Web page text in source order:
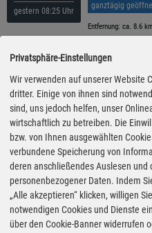
gestern 08:25 Uhr
ganztägig
Entfernung: ca. 8.6
2.189€
gestern 08:25 Uhr
Lindenstr. 24a,
ganztägig
Entfernung: ca. 13.6
2.229€
12:10 Uhr
Raiffeisen
Ulmenstraße 4,
ganztägig
Entfernung: ca. 12.8
2.239€
14:05 Uhr
TotalEnergies
An Der B51 ,
ganztägig
Privatsphäre-Einstellungen
Wir verwenden auf unserer Website
dritter. Einige von ihnen sind
sind, uns jedoch helfen, unser
wirtschaftlich zu betreiben. Die
bzw. von Ihnen ausgewählten
verbundene Speicherung von
deren anschließendes Auslesen
personenbezogener Daten. Indem
„Alle akzeptieren“ klicken, willigen
notwendigen Cookies und Dienste
über den Cookie-Banner widerrufen